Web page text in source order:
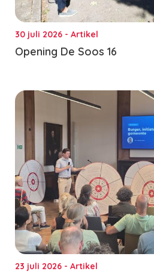
30 juli 2026 - Artikel
Opening De Soos 16
23 juli 2026 - Artikel